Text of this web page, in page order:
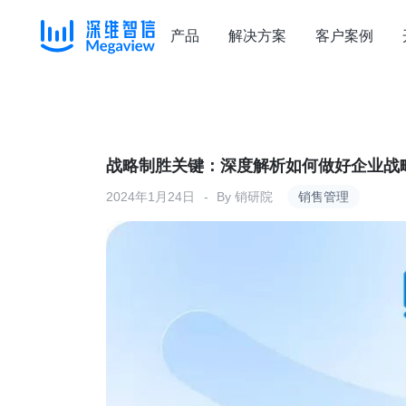
产品 解决方案 客户案例
销售管理
战略制胜关键：深度解析如何做好企业战
2024年1月24日 By 销研院